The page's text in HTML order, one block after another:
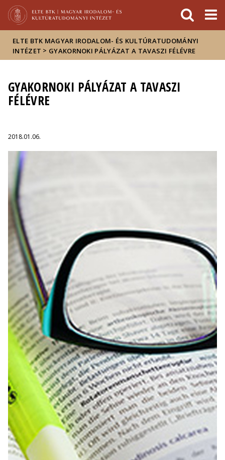
Hírek
Események
ELTE a
sajtóban
ELTE BTK MAGYAR IRODALOM- ÉS KULTÚRATUDOMÁNYI
INTÉZET > GYAKORNOKI PÁLYÁZAT A TAVASZI FÉLÉVRE
GYAKORNOKI PÁLYÁZAT A TAVASZI
FÉLÉVRE
2018.01.06.